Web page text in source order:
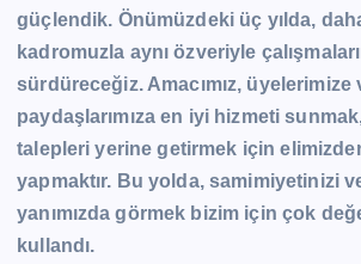
güçlendik. Önümüzdeki üç yılda,
kadromuzla aynı özveriyle
sürdüreceğiz. Amacımız, üyelerimize
paydaşlarımıza en iyi hizmeti
talepleri yerine getirmek için
yapmaktır. Bu yolda, samimiyetinizi
yanımızda görmek bizim için çok
kullandı.